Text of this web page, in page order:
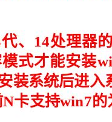
、14处理器
式才能安装
装系统后进
卡支持win7